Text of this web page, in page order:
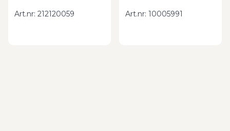
Art.nr: 212120059
Art.nr: 10005991